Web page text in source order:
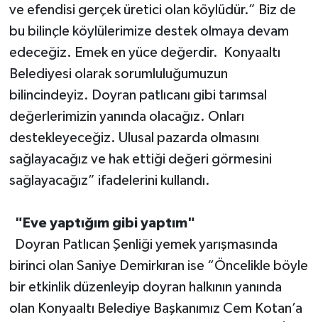
ve efendisi gerçek üretici olan köylüdür.” Biz de
bu bilinçle köylülerimize destek olmaya devam
edeceğiz. Emek en yüce değerdir. Konyaaltı
Belediyesi olarak sorumluluğumuzun
bilincindeyiz. Doyran patlıcanı gibi tarımsal
değerlerimizin yanında olacağız. Onları
destekleyeceğiz. Ulusal pazarda olmasını
sağlayacağız ve hak ettiği değeri görmesini
sağlayacağız” ifadelerini kullandı.
"Eve yaptığım gibi yaptım"
Doyran Patlıcan Şenliği yemek yarışmasında
birinci olan Saniye Demirkıran ise “Öncelikle böyle
bir etkinlik düzenleyip doyran halkının yanında
olan Konyaaltı Belediye Başkanımız Cem Kotan’a